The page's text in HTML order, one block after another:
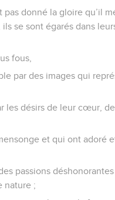
donné la gloire qu’il
se sont égarés dans
fous,
par des images qui
les désirs de leur cœur,
et qui ont adoré
passions
nature ;